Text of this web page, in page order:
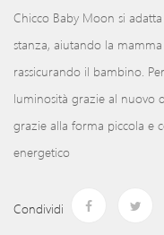
Chicco Baby Moon si
stanza, aiutando la
rassicurando il bambino.
luminosità grazie al nuovo
grazie alla forma piccola e
energetico
Condividi